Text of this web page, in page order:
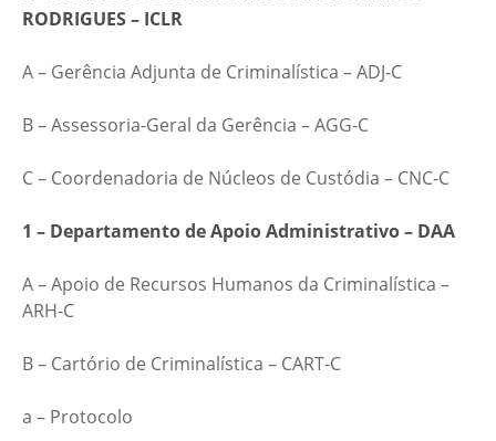
RODRIGUES – ICLR
A – Gerência Adjunta de Criminalística – ADJ-C
B – Assessoria-Geral da Gerência – AGG-C
C – Coordenadoria de Núcleos de Custódia – CNC-C
1 – Departamento de Apoio Administrativo – DAA
A – Apoio de Recursos Humanos da Criminalística –
ARH-C
B – Cartório de Criminalística – CART-C
a – Protocolo